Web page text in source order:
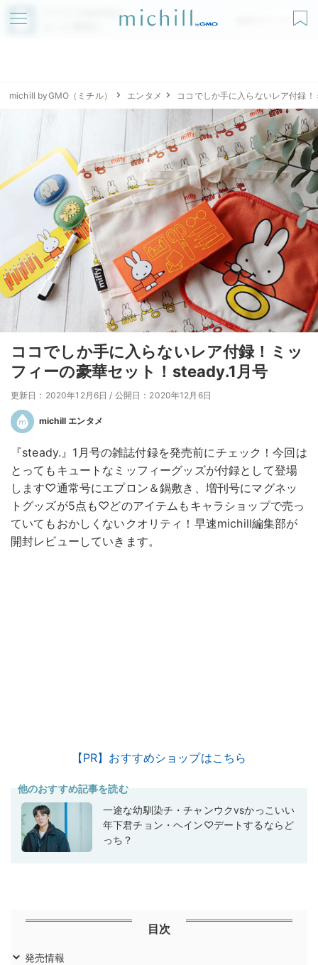
アプリでmichillが
無料ダウンロード
michill byGMO（ミチル） エンタメ ココでしか手に入らないレア付録
ココでしか手に入らないレア付録！ミッ
フィーの豪華セット！steady.1月号
更新日：2020年12月6日 / 公開日：2020年12月6日
michill エンタメ
『steady.』1月号の雑誌付録を発売前にチェック！今回は
とってもキュートなミッフィーグッズが付録として登場
します♡通常号にエプロン＆鍋敷き、増刊号にマグネッ
トグッズが5点も♡どのアイテムもキャラショップで売っ
ていてもおかしくないクオリティ！早速michill編集部が
開封レビューしていきます。
【PR】おすすめショップはこちら
他のおすすめ記事を読む
一途な幼馴染チ・チャンウクvsかっこいい
年下君チョン・ヘイン♡デートするならど
っち？
目次
発売情報